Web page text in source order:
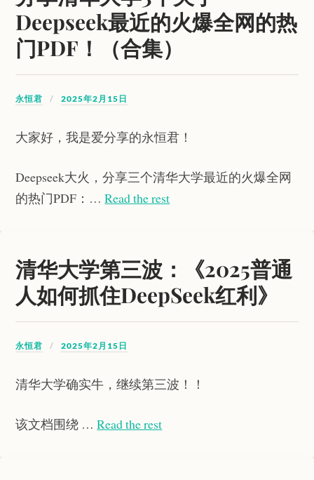
Deepseek最近的火爆全网的热
门PDF！（合集）
永恒君 2025年2月15日
大家好，我是爱分享的永恒君！
Deepseek大火，分享三个清华大学最近的火爆全网
的热门PDF：…Read the rest
清华大学第三波：《2025普通
人如何抓住DeepSeek红利》
永恒君 2025年2月15日
清华大学确实牛，继续第三波！！
该文档围绕 …Read the rest